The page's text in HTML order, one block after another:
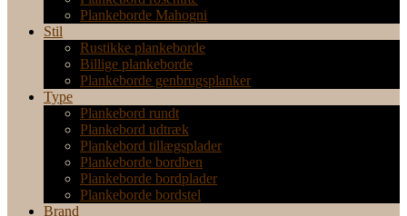
Plankeborde Mahogni
Stil
Rustikke plankeborde
Billige plankeborde
Plankeborde genbrugsplanker
Type
Plankebord rundt
Plankebord udtræk
Plankebord tillægsplader
Plankeborde bordben
Plankeborde bordplader
Plankeborde bordstel
Brand